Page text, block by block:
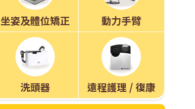
坐姿及體位矯正 動力手臂
洗頭器 遠程護理 / 復康